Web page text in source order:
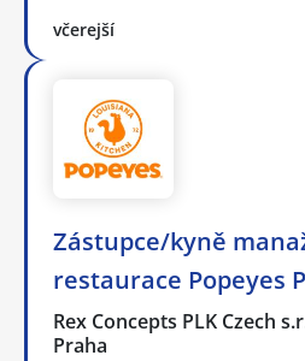
včerejší
Zástupce/kyně
restaurace Popeyes
Rex Concepts PLK Czech
Praha